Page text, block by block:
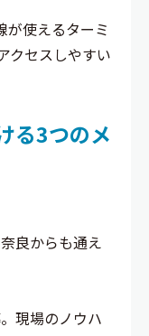
が使えるターミ
クセスしやすい
る3つのメ
良からも通え
現場のノウハ